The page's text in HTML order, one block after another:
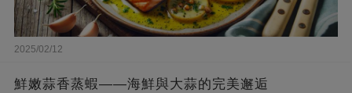
2025/02/12
鮮嫩蒜香蒸蝦——海鮮與大蒜的完美邂逅